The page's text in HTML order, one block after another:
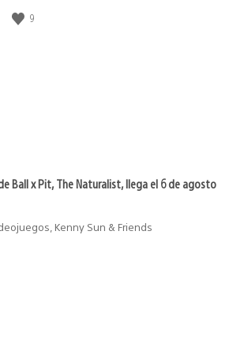
9
Ball x Pit, The Naturalist, llega el 6 de agosto
Kenny Sun & Friends